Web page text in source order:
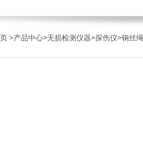
>产品中心>无损检测仪器>探伤仪>钢丝